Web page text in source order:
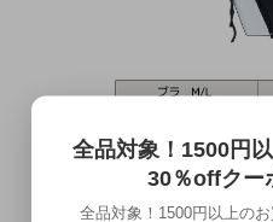
全品対象！1500円
30％offクー
全品対象！1500円以上の